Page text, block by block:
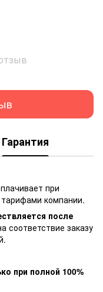
Гарантия
при
компании.
после
соответствие заказу
при полной 100%